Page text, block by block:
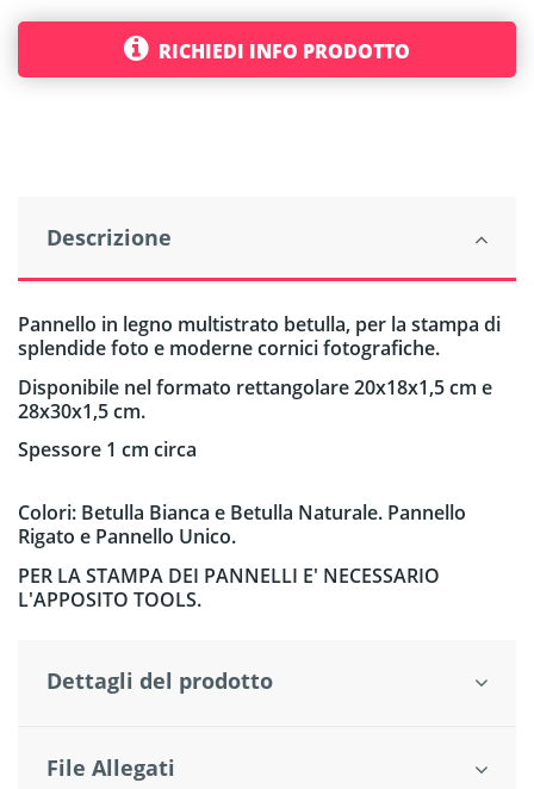
RICHIEDI INFO PRODOTTO
Descrizione
Pannello in legno multistrato betulla, per la stampa di
splendide foto e moderne cornici fotografiche.
Disponibile nel formato rettangolare 20x18x1,5 cm e
28x30x1,5 cm.
Spessore 1 cm circa
Colori: Betulla Bianca e Betulla Naturale. Pannello
Rigato e Pannello Unico.
PER LA STAMPA DEI PANNELLI E' NECESSARIO
L'APPOSITO TOOLS.
Dettagli del prodotto
File Allegati